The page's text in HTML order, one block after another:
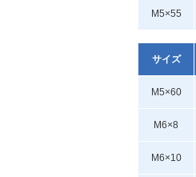
M5×55
サイズ
M5×60
M6×8
M6×10